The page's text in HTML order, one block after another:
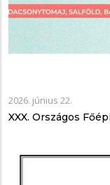
2026. június 22.
XXX. Országos